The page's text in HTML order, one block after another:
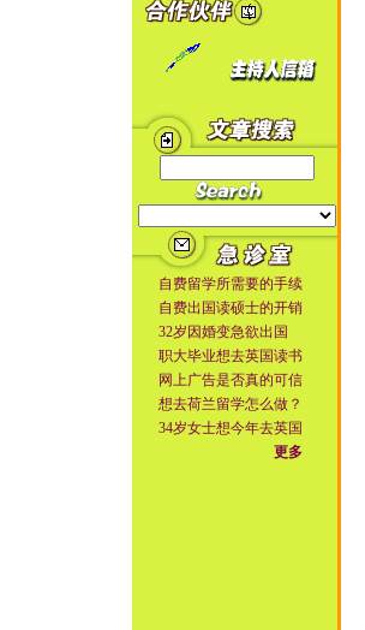
自费留学所需要的手续
自费出国读硕士的开销
32岁因婚变急欲出国
职大毕业想去英国读书
网上广告是否真的可信
想去荷兰留学怎么做？
34岁女士想今年去英国
更多